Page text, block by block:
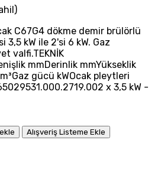
C67G4 dökme demir brülörlü
3,5 kW ile 2'si 6 kW. Gaz
valfi.TEKNİK
mmDerinlik mmYükseklik
gücü kWOcak pleytleri
x 3,5 kW -
Alışveriş Listeme Ekle